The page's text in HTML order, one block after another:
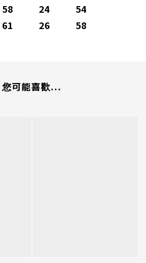
58 24
54
61 26 58
您可能喜歡...